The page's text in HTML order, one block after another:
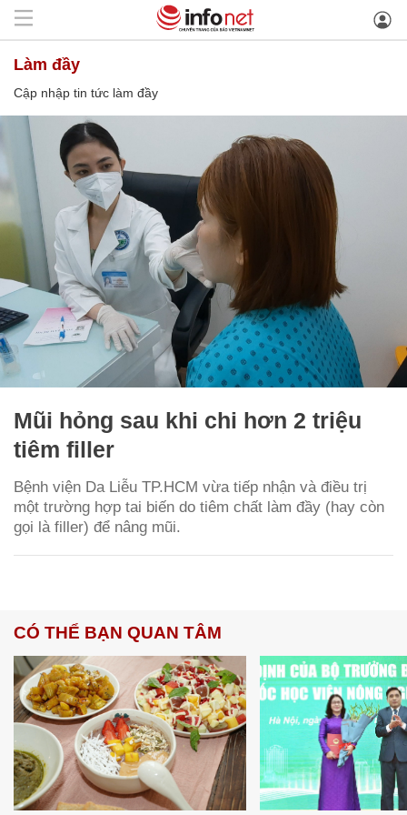
làm đầy
Cập nhập tin tức làm đầy
Mũi hỏng sau khi chi hơn 2 triệu
tiêm filler
Bệnh viện Da Liễu TP.HCM vừa tiếp nhận và điều trị
một trường hợp tai biến do tiêm chất làm đầy (hay còn
gọi là filler) để nâng mũi.
CÓ THỂ BẠN QUAN TÂM